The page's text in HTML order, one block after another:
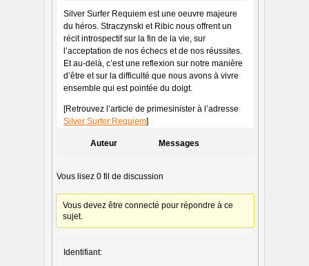
Silver Surfer Requiem est une oeuvre majeure
du héros. Straczynski et Ribic nous offrent un
récit introspectif sur la fin de la vie, sur
l’acceptation de nos échecs et de nos réussites.
Et au-delà, c’est une reflexion sur notre manière
d’être et sur la difficulté que nous avons à vivre
ensemble qui est pointée du doigt.
[Retrouvez l’article de primesinister à l’adresse
Silver Surfer Requiem]
Auteur Messages
Vous lisez 0 fil de discussion
Vous devez être connecté pour répondre à ce
sujet.
Identifiant: